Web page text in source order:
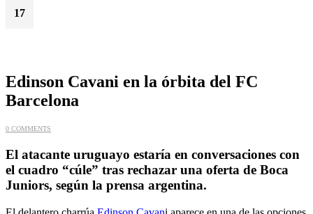
17
Edinson Cavani en la órbita del FC
Barcelona
0 COMMENTS
El atacante uruguayo estaría en conversaciones con
el cuadro “cúle” tras rechazar una oferta de Boca
Juniors, según la prensa argentina.